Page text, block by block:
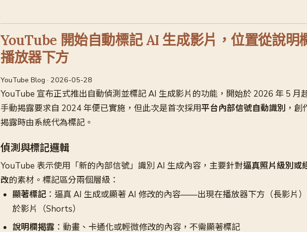
YouTube 開始自動標記 AI 生成影片，位置從說明
播放器下方
YouTube Blog · 2026-05-28
YouTube 宣布正式推出自動偵測並標記 AI 生成影片的功能，開始於 2026 年 5 月
手動揭露要求自 2024 年便已實施，但此次是首次採用平台內部信號自動識別 ，
揭露時由系統代為標記。
偵測與標記邏輯
YouTube 表示使用「新的內部信號」識別 AI 生成內容，主要針對逼真照片級別或
改的素材。標記區分兩個層級：
顯著標記 ：逼真 AI 生成或顯著 AI 修改的內容——出現在播放器下方（長影片
於影片（Shorts）
說明欄揭露 ：動畫、卡通化或輕微修改的內容，不需顯著標記